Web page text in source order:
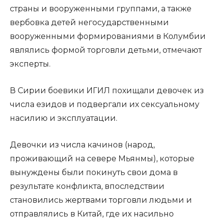
страны и вооруженными группами, а также
вербовка детей негосударственными
вооруженными формированиями в Колумбии
являлись формой торговли детьми, отмечают
эксперты.
В Сирии боевики ИГИЛ похищали девочек из
числа езидов и подвергали их сексуальному
насилию и эксплуатации.
Девочки из числа качинов (народ,
проживающий на севере Мьянмы), которые
вынуждены были покинуть свои дома в
результате конфликта, впоследствии
становились жертвами торговли людьми и
отправлялись в Китай, где их насильно